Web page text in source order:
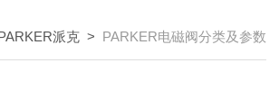
派克 > PARKER电磁阀分类及参数